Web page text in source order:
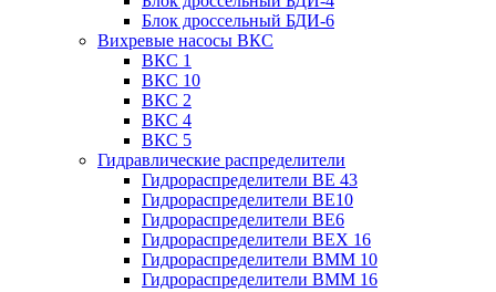
Блок дроссельный БДИ-6
Вихревые насосы ВКС
ВКС 1
ВКС 10
ВКС 2
ВКС 4
ВКС 5
Гидравлические распределители
Гидрораспределители ВЕ 43
Гидрораспределители ВЕ10
Гидрораспределители ВЕ6
Гидрораспределители ВЕХ 16
Гидрораспределители ВММ 10
Гидрораспределители ВММ 16